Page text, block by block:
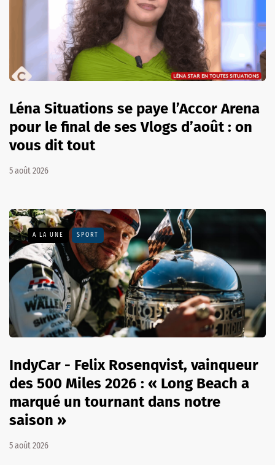
Léna Situations se paye l’Accor Arena
pour le final de ses Vlogs d’août : on
vous dit tout
5 août 2026
A LA UNE SPORT
IndyCar - Felix Rosenqvist, vainqueur
des 500 Miles 2026 : « Long Beach a
marqué un tournant dans notre
saison »
5 août 2026